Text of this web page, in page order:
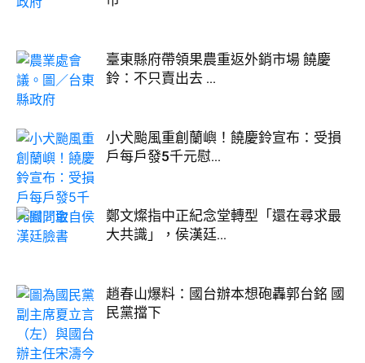
臺東縣府帶領果農重返外銷市場 饒慶
鈴：不只賣出去 ...
小犬颱風重創蘭嶼！饒慶鈴宣布：受損
戶每戶發5千元慰...
鄭文燦指中正紀念堂轉型「還在尋求最
大共識」，侯漢廷...
趙春山爆料：國台辦本想砲轟郭台銘 國
民黨擋下